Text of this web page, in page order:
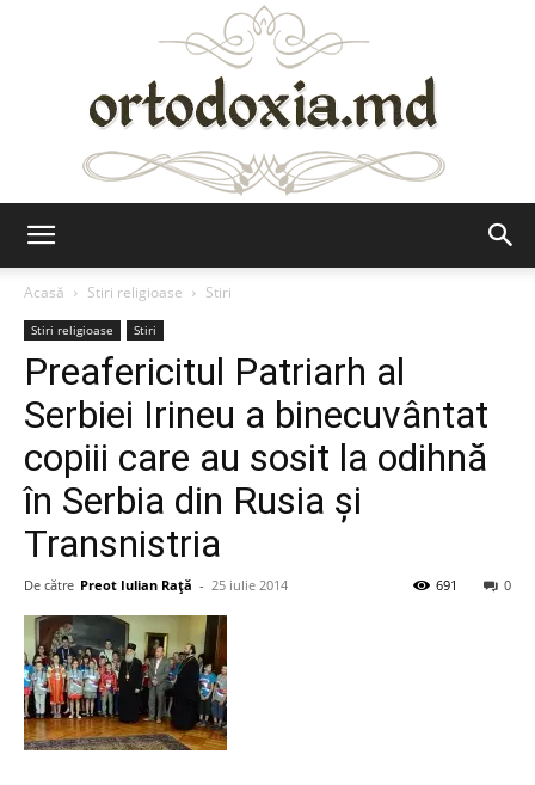
Acasă
Stiri religioase Stiri
Stiri religioase Stiri
Preafericitul Patriarh al
Serbiei Irineu a binecuvântat
copiii care au sosit la odihnă
în Serbia din Rusia și
Transnistria
De către Preot Iulian Raţă - 25 iulie 2014 0
691